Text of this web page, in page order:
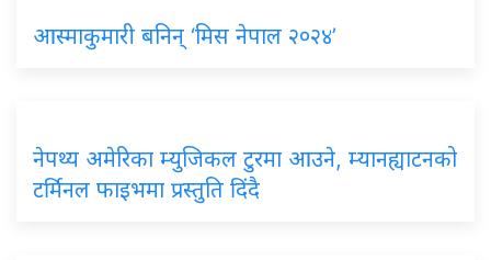
आस्माकुमारी बनिन् ‘मिस नेपाल २०२४’
नेपथ्य अमेरिका म्युजिकल टुरमा आउने, म्यानह्याटनको
टर्मिनल फाइभमा प्रस्तुति दिंदै